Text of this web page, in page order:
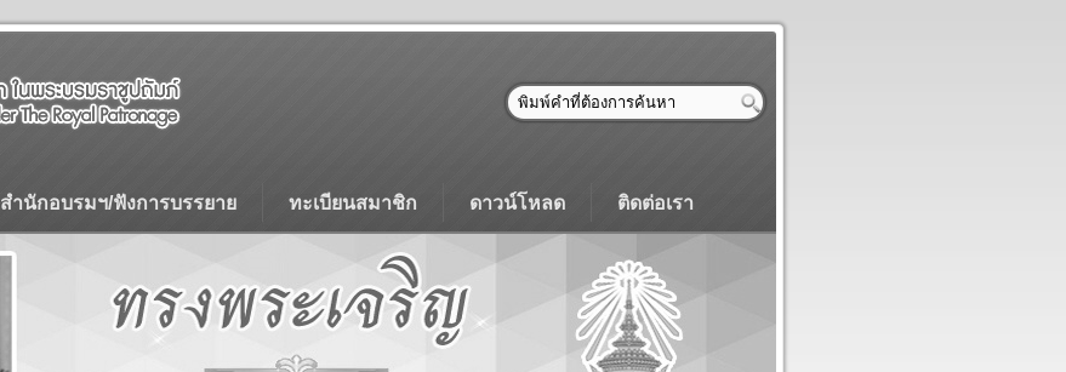
สำนักอบรมฯ/ฟังการบรรยาย ทะเบียนสมาชิก ดาวน์โหลด ติดต่อเรา